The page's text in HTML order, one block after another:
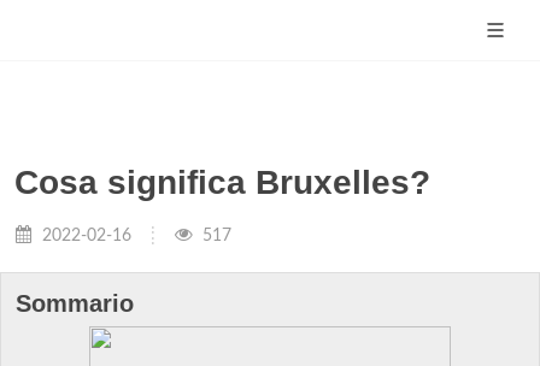
Cosa significa Bruxelles?
2022-02-16 517
Sommario